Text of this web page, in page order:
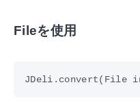
Fileを使用